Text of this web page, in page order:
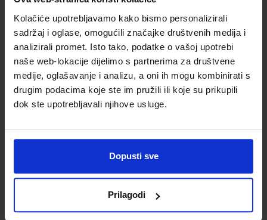
Kolačiće upotrebljavamo kako bismo personalizirali
sadržaj i oglase, omogućili značajke društvenih medija i
analizirali promet. Isto tako, podatke o vašoj upotrebi
naše web-lokacije dijelimo s partnerima za društvene
medije, oglašavanje i analizu, a oni ih mogu kombinirati s
drugim podacima koje ste im pružili ili koje su prikupili
dok ste upotrebljavali njihove usluge.
Dopusti sve
Prilagodi
Nakladnik: ALFA d.d. Registarski broj ministarstva:
SKU:567000 CIJENA:11,88 €
ŠIFRA OMOTA:500160
Udžbenik Omot
Autor(i):Blaženka Rihter Karmen Toić Dlačić
Registarski broj ministarstva:
SKU:567001 CIJENA:9,50 €